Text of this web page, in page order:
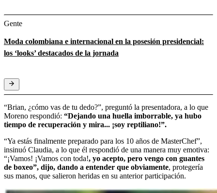
Gente
Moda colombiana e internacional en la posesión presidencial:
los ‘looks’ destacados de la jornada
“Brian, ¿cómo vas de tu dedo?”, preguntó la presentadora, a lo que
Moreno respondió: “Dejando una huella imborrable, ya hubo
tiempo de recuperación y mira... ¡soy reptiliano!”.
“Ya estás finalmente preparado para los 10 años de MasterChef”,
insinuó Claudia, a lo que él respondió de una manera muy emotiva:
“¡Vamos! ¡Vamos con toda!, yo acepto, pero vengo con guantes
de boxeo”, dijo, dando a entender que obviamente, protegería
sus manos, que salieron heridas en su anterior participación.